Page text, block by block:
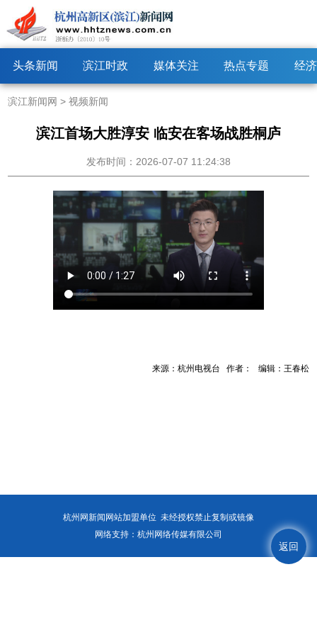
头条新闻 滨江时政 媒体关注 热点专题 经
返回
滨江新闻网 >视频新闻
滨江首场大胜淳安 临安在客场战胜桐庐
发布时间：2026-07-07 11:24:38
来源：杭州电视台 作者： 编辑：王春松
杭州网新闻网站加盟单位 未经授权禁止复制或镜像
网络支持：杭州网络传媒有限公司